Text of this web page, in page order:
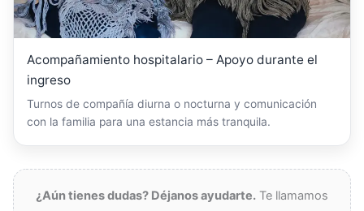
Acompañamiento hospitalario – Apoyo durante el
ingreso
Turnos de compañía diurna o nocturna y comunicación
con la familia para una estancia más tranquila.
¿Aún tienes dudas? Déjanos ayudarte. Te llamamos